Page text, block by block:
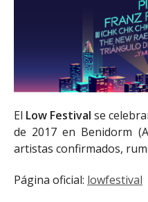
El Low Festival se
de 2017 en Benidorm
artistas confirmados,
Página oficial: lowfestival